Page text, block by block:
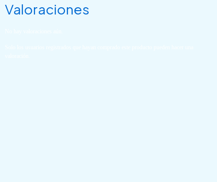
Valoraciones